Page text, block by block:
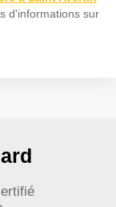
d'informations sur